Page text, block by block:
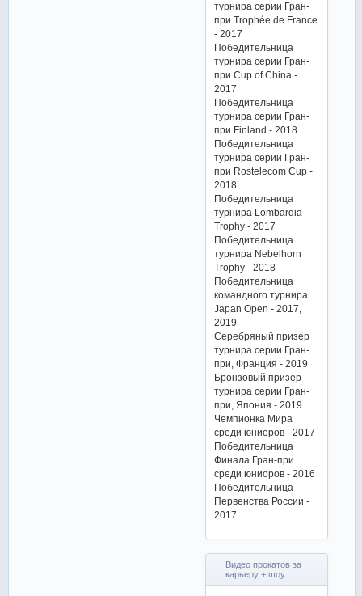
турнира серии Гран-
при Trophée de France
- 2017
Победительница
турнира серии Гран-
при Cup of China -
2017
Победительница
турнира серии Гран-
при Finland - 2018
Победительница
турнира серии Гран-
при Rostelecom Cup -
2018
Победительница
турнира Lombardia
Trophy - 2017
Победительница
турнира Nebelhorn
Trophy - 2018
Победительница
командного турнира
Japan Open - 2017,
2019
Серебряный призер
турнира серии Гран-
при, Франция - 2019
Бронзовый призер
турнира серии Гран-
при, Япония - 2019
Чемпионка Мира
среди юниоров - 2017
Победительница
Финала Гран-при
среди юниоров - 2016
Победительница
Первенства России -
2017
Видео прокатов за
карьеру + шоу